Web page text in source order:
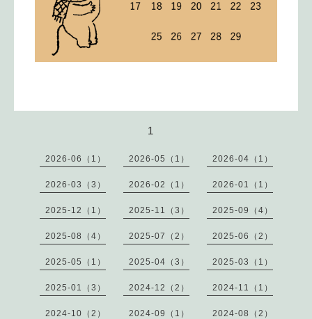
1
2026-06（1） 2026-05（1） 2026-04（1）
2026-03（3） 2026-02（1） 2026-01（1）
2025-12（1） 2025-11（3） 2025-09（4）
2025-08（4） 2025-07（2） 2025-06（2）
2025-05（1） 2025-04（3） 2025-03（1）
2025-01（3） 2024-12（2） 2024-11（1）
2024-10（2） 2024-09（1） 2024-08（2）